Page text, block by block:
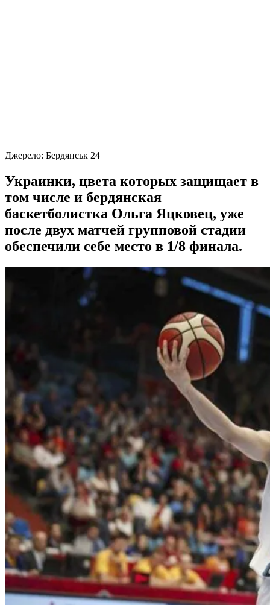
Джерело: Бердянськ 24
Украинки, цвета которых защищает в
том числе и бердянская
баскетболистка Ольга Яцковец, уже
после двух матчей групповой стадии
обеспечили себе место в 1/8 финала.